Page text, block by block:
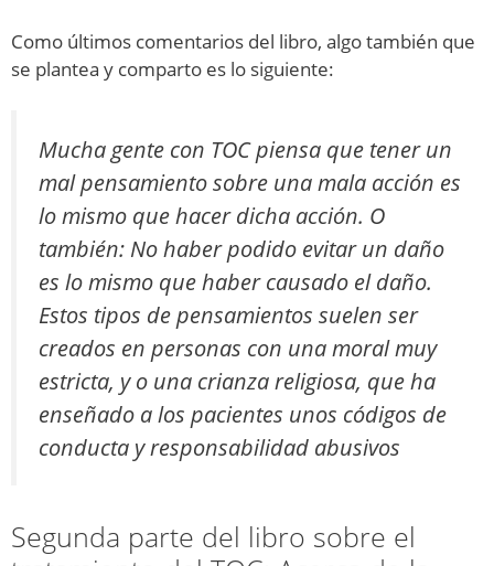
Como últimos comentarios del libro, algo también que
se plantea y comparto es lo siguiente:
Mucha gente con TOC piensa que tener un
mal pensamiento sobre una mala acción es
lo mismo que hacer dicha acción. O
también: No haber podido evitar un daño
es lo mismo que haber causado el daño.
Estos tipos de pensamientos suelen ser
creados en personas con una moral muy
estricta, y o una crianza religiosa, que ha
enseñado a los pacientes unos códigos de
conducta y responsabilidad abusivos
Segunda parte del libro sobre el